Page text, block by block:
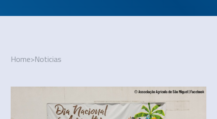
Home>Noticias